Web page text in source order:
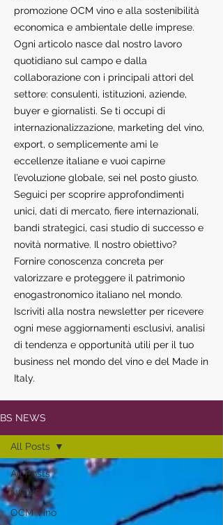
promozione OCM vino e alla sostenibilità
economica e ambientale delle imprese.
Ogni articolo nasce dal nostro lavoro
quotidiano sul campo e dalla
collaborazione con i principali attori del
settore: consulenti, istituzioni, aziende,
buyer e giornalisti. Se ti occupi di
internazionalizzazione, marketing del vino,
export, o semplicemente ami le
eccellenze italiane e vuoi capirne
l’evoluzione globale, sei nel posto giusto.
Seguici per scoprire approfondimenti
unici, dati di mercato, fiere internazionali,
bandi strategici, casi studio di successo e
novità normative. Il nostro obiettivo?
Fornire conoscenza concreta per
valorizzare e proteggere il patrimonio
enogastronomico italiano nel mondo.
Iscriviti alla nostra newsletter per ricevere
ogni mese aggiornamenti esclusivi, analisi
di tendenza e opportunità utili per il tuo
business nel mondo del vino e del Made in
Italy.
BS NEWS
All Posts
NEWS
OCM Vino
All Posts